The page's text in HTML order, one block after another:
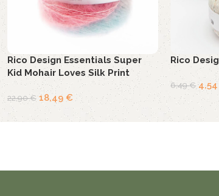
Rico Design Essentials Super
Kid Mohair Loves Silk Print
22,90€ 18,49 €
Rico
6,49€